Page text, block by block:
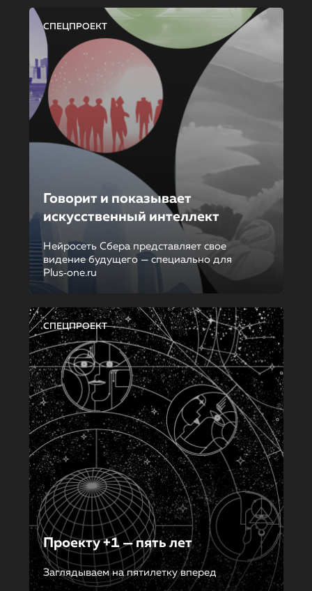
СПЕЦПРОЕКТ
Говорит и показывает
искусственный интеллект
Нейросеть Сбера представляет свое
видение будущего — специально для
Plus‑one.ru
СПЕЦПРОЕКТ
Проекту +1 — пять лет
Заглядываем на пятилетку вперед